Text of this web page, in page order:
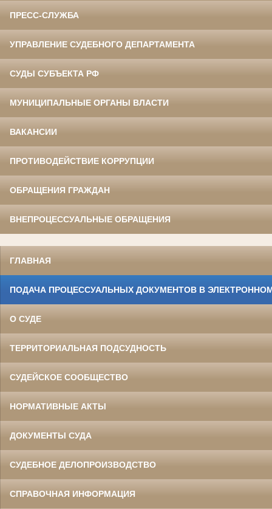
ПРЕСС-СЛУЖБА
УПРАВЛЕНИЕ СУДЕБНОГО ДЕПАРТАМЕНТА
СУДЫ СУБЪЕКТА РФ
МУНИЦИПАЛЬНЫЕ ОРГАНЫ ВЛАСТИ
ВАКАНСИИ
ПРОТИВОДЕЙСТВИЕ КОРРУПЦИИ
ОБРАЩЕНИЯ ГРАЖДАН
ВНЕПРОЦЕССУАЛЬНЫЕ ОБРАЩЕНИЯ
ГЛАВНАЯ
ПОДАЧА ПРОЦЕССУАЛЬНЫХ ДОКУМЕНТОВ В
О СУДЕ
ТЕРРИТОРИАЛЬНАЯ ПОДСУДНОСТЬ
СУДЕЙСКОЕ СООБЩЕСТВО
НОРМАТИВНЫЕ АКТЫ
ДОКУМЕНТЫ СУДА
СУДЕБНОЕ ДЕЛОПРОИЗВОДСТВО
СПРАВОЧНАЯ ИНФОРМАЦИЯ